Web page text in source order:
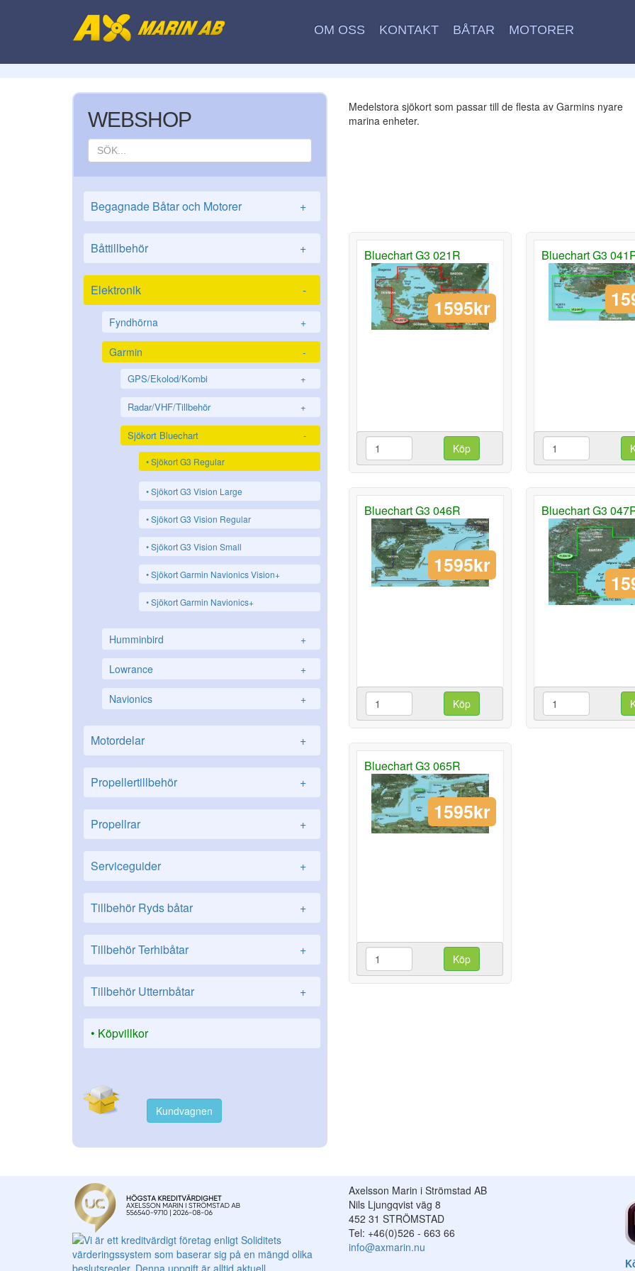
OM OSS KONTAKT BÅTAR MOTORER
WEBSHOP
Begagnade Båtar och Motorer +
Båttillbehör +
Elektronik -
Fyndhörna +
Garmin -
GPS/Ekolod/Kombi +
Radar/VHF/Tillbehör +
Sjökort Bluechart -
Sjökort G3 Regular
Sjökort G3 Vision Large
Sjökort G3 Vision Regular
Sjökort G3 Vision Small
Sjökort Garmin Navionics Vision+
Sjökort Garmin Navionics+
Humminbird +
Lowrance +
Navionics +
Motordelar +
Propellertillbehör +
Propellrar +
Serviceguider +
Tillbehör Ryds båtar +
Tillbehör Terhibåtar +
Tillbehör Utternbåtar +
Köpvillkor
Kundvagnen
Medelstora sjökort som passar till de flesta av Garmins nyare
marina enheter.
Bluechart G3 021R
1595kr
Köp
Bluechart G3
Bluechart G3 046R
1595kr
Köp
Bluechart G3
Bluechart G3 065R
1595kr
Köp
Axelsson Marin i Strömstad AB
Nils Ljungqvist väg 8
452 31 STRÖMSTAD
Tel: +46(0)526 - 663 66
info@axmarin.nu